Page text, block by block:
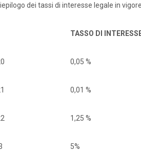
dei tassi di interesse legale in
TASSO DI
0,05 %
0,01 %
1,25 %
5%